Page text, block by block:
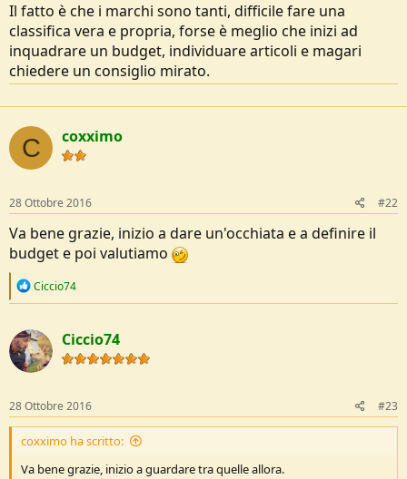
Il fatto è che i marchi sono tanti, difficile fare una
classifica vera e propria, forse è meglio che inizi ad
inquadrare un budget, individuare articoli e magari
chiedere un consiglio mirato.
C coxximo
28 Ottobre 2016 #22
Va bene grazie, inizio a dare un'occhiata e a definire il
budget e poi valutiamo
R
c
t
i
o
s
:
Ciccio74
Ciccio74
28 Ottobre 2016 #23
coxximo ha scritto:
Va bene grazie, inizio a guardare tra quelle allora.